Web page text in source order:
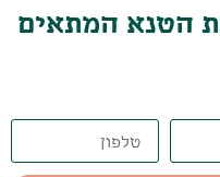
הטנא המתאים